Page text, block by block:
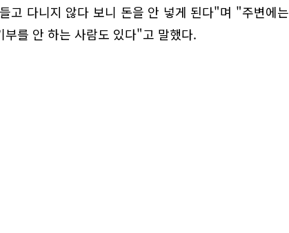
고 다니지 않다 보니 돈을 안 넣게 된다"며 "주변에는
를 안 하는 사람도 있다"고 말했다.